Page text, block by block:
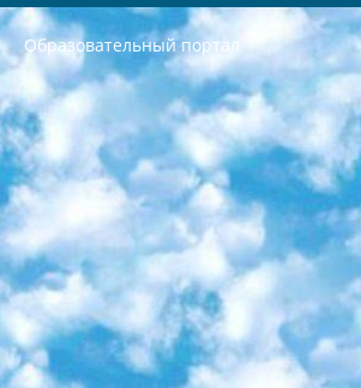
Образовательный портал
РЕСПУБЛИКА УЗБЕКИСТАН МИНИСТРЕРСТВО ДОШКОЛЬНОГО И ШКОЛЬНОГО ОБРАЗОВАНИЯ КОМАНДА в общеобразовательных учреждениях в 2023-2024 учебном году организация и проведение итоговой государственной аттестации обучающихся о Министра дошкольного и школьного образования Республики Узбекистан от 4 марта 2008 года (постановлением Минюста от 20 марта 2008 года № 1778 государственной регистрации) «Итоговое состояние учащихся общего среднего образования на основании положения об утверждении положения об аттестации общего среднего образования выпускной экзамен студентов в образовательных учреждениях в 2023-2024 учебном году В целях организации и прохождения аттестации приказываю: 1. Следующее: перечень предметов, по которым будет проводиться итоговая государственная аттестация и экзамен формы перевода согласно приложению 1; сертификаты международного образца, оценивающие уровень владения иностранными языками перечень согласно приложению 2; 2. Педагогический при специализированных образовательных учреждениях. научно-практический центр квалификации и международной оценки (Д.Давидова) 2024 г. До 25 марта: задания по предметам, по которым будет проводиться итоговая аттестация разработка и утверждение технических условий; итоговая аттестация на основании разработанного предметного задания разработка вопросов по предметам (устно и письменно), экзамен передача; общеобразовательные средние школы и специальные учебные заведения учащиеся выпускных классов школ и интернатов в агентской системе подготовка базы данных экзаменационных материалов и критериев оценки; перевод базы экзаменационных материалов на все языки обучения подать в Республиканский образовательный центр для изготовления; варианты экзаменов на основе разработанных контрольных материалов пусть будут поставлены задачи формирования. 3. Республиканский образовательный центр (Ш.Худайкулов) до 5 апреля 2024 года. до: база данных предоставленных экзаменационных материалов на все языки обучения перевод и экспертиза; для слепых, слабовидящих, глухих, слабослышащих и умственно отсталых детей учащиеся выпускных классов специализированных школ и школ-интернатов база данных экзаменационных материалов на всех преподаваемых языках подготовка критериев оценки; специализированные школы для умственно отсталых детей и технологии для учащихся выпускных классов школ-интернатов разработка соответствующих рекомендаций и критериев проведения ЕГЭ по естествознанию давать задания. 4. Педагогический при специализированных образовательных учреждениях. Научно-практический центр навыков и международной оценки (Д.Давидова), Республика образовательный центр (Худайкулов Ш.) итоговый государственный аттестационный экзамен ориентирован на творческое и логическое мышление при подготовке базы материалов учитывать введение заданий. 5. Следует отметить, что: сертификат государственного образца о знании общеобразовательного предмета и как минимум национальный уровень B1 по предметам на иностранных языках, указанным в Приложении 2. или международно признанный сертификат эквивалентного уровня студенты, изучающие определенный предмет, освобождаются от экзамена; по соответствующим предметам запланирована итоговая государственная аттестация за день до дня, путем жеребьевки Рабочей группой (в письменной форме по предметам, проводимым в форме) из числа сформированных вариантов выбрано 2 варианта; 2 выбранных варианта экзамена анонсированы на официальном сайте министерства и все выпускники по всей стране на основе этих вариантов проводит итоговую государственную аттестацию. 6. Государственное образование учащихся средних общеобразовательных учреждений. знания в соответствии с квалификационными требованиями, которые необходимо приобрести на основании стандартов итоговый (выпускной) контроль для 9 и 11 классов в целях тестирования Экзамены (далее – экзамены) состоят из предметов, перечисленных в приложении 1. будет сделано. 7. Экзамены пройдут с 26 мая по 15 июня 2024 г. (кроме науки физического воспитания). 8. Физическая для учащихся 9 классов общесредних образовательных учреждений. Экзамены по предмету «Образование, квалификация медицина» 1-6 мая 2024 года. сотрудники перевести под присмотр (с отклонениями в физическом или умственном развитии) специализированная школа для детей, школы-интернаты и со сколиозом школы-интернаты санаторного типа для больных детей исключены). 9. Он был слепым, слабовидящим и имел нарушения опорно-двигательного аппарата. экзамены в специализированных школах и интернатах для детей должны проводиться исходя из требований, предъявляемых к общеобразовательным учреждениям (физкультура кроме науки). 10. Специализированная школа для глухих и слабослышащих детей. и экзамены в интернатах и быть реализован в виде письменного теста по математике. 11. Специальность для умственно отсталых детей. Для 9 класса Родной язык и литературное письмо Государственный язык (язык обучения – узбекский). для неклассов) написано Математическое письмо Письменная/устная история Узбекистана Физическое воспитание практично Итоговый контроль Для 11 класса Написание родного языка и литературы (эссе) Математическое письмо Узбекский язык (обучение на узбекском языке) не посещающее общее среднее образование для учреждений)/Образовательное учреждение выбор письменный и устный Иностранный язык письменный/устный Письменная/устная история Узбекистана *По выбору студента:  Химия  Физика  Основы государственного права  География 10 бесплатных образовательных ресурсов - Мы составили подборку онлайн-проектов с интерактивными упражнениями, видеолекциями и статьями. Они помогут вам обрести новые и освежить старые знания бесплатно. 1. «ИНТУИТ» Старейшая образовательная площадка Рунета. Здесь вы найдёте сотни текстовых и видеокурсов на десятки различных тем — от программирования до психологии. Многие курсы подготовлены российскими университетами и крупными международными компаниями вроде Intel и Microsoft. Самостоятельное обучение бесплатное, но желающие могут оплатить услуги персональных наставников. 2. «Смартия» знакомит с актуальными профессиями и подсказывает, как им обучаться. Выбрав заинтересовавшую вас специальность — SMM-специалист, фотограф, веб-дизайнер или другую, — увидите список необходимых для неё умений. Чтобы вы могли освоить их самостоятельно, для каждого умения площадка отображает подборку ссылок на учебные материалы. Хотя «Смартия» ориентируется на русскоязычную аудиторию, часть контента всё же доступна только на английском. 3. «Лекторий Физтеха» Проект Московского физико-технического института (Физтеха). С его помощью вы можете смотреть онлайн серии лекций, записанные на видео в этом вузе. В числе доступных предметов — физика, биология, химия, информационные технологии и другие. К некоторым лекциям администрация ресурса прилагает готовые конспекты, которые можно скачивать в PDF-формате. 4. ITMOcourses Онлайн-площадка Санкт-Петербургского национального исследовательского университета информационных технологий, механики и оптики (ИТМО). Ресурс предоставляет свободный доступ к курсам, разработанным в этом вузе. Каталог материалов разбит на четыре категории: «Оптические системы и технологии», «Приборостроение и робототехника», «Информационные технологии» и «Биотехнологии». Курсы состоят из видеолекций, интерактивных демонстраций и заданий. 5. «КиберЛенинка» Электронная научная библиотека открытого доступа. Каталог площадки регулярно обрастает текстами статей из различных научных изданий. Сгруппированные по журналам и рубрикам публикации можно читать онлайн или скачивать целиком в PDF-формате. Проект нацелен на популяризацию науки за счёт открытого доступа к качественной информации. 6. «ПостНаука» На этом ресурсе публикуют подборки видеолекций, составленные экспертами из разных отраслей и объединённые общими темами. Среди них, к примеру, есть серии «Биоинформатика и геномика», «Культура средневековой Скандинавии» и Cinema Studies о теории кино. Каждая подборка лекций — логически связанная история, рассказанная экспертом от первого лица. Кроме того, на сайте появляются научно-образовательные статьи и тесты на разные темы. 7. «Newочём» Команда проекта «Newочём» отбирает самые интересные тексты из англоязычных СМИ и переводит те из них, за которые голосуют участники сообщества «ВКонтакте». По большей части это научно-популярные статьи. Редакторы придумывают лишь заголовки, в остальном содержание переводов соответствует